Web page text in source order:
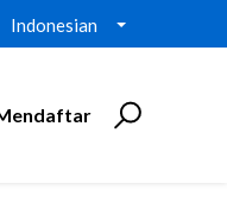
Indonesian